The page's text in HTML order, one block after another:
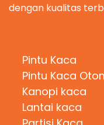
dengan kualitas
Pintu Kaca
Pintu Kaca
Kanopi kaca
Lantai kaca